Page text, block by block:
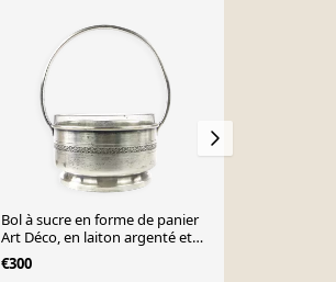
Bol à sucre en forme de panier
Art Déco, en laiton argenté et
en verre, Pologne, années 1930
€300